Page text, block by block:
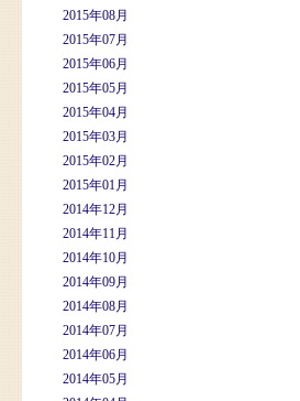
2015年08月
2015年07月
2015年06月
2015年05月
2015年04月
2015年03月
2015年02月
2015年01月
2014年12月
2014年11月
2014年10月
2014年09月
2014年08月
2014年07月
2014年06月
2014年05月